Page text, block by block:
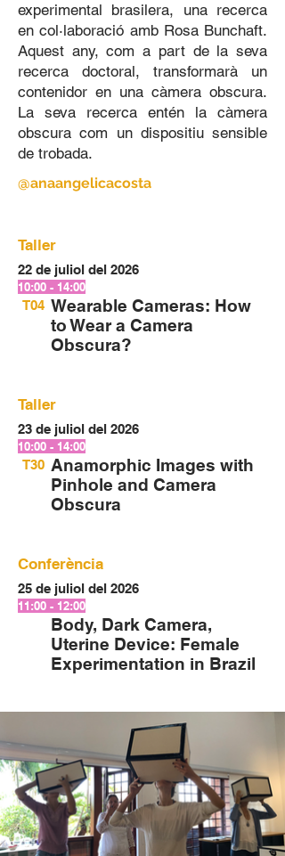
experimental brasilera, una recerca
en col·laboració amb Rosa Bunchaft.
Aquest any, com a part de la seva
recerca doctoral, transformarà un
contenidor en una càmera obscura.
La seva recerca entén la càmera
obscura com un dispositiu sensible
de trobada.
@anaangelicacosta
Taller
22 de juliol del 2026
10:00 - 14:00
T04 Wearable Cameras: How
to Wear a Camera
Obscura?
Taller
23 de juliol del 2026
10:00 - 14:00
T30 Anamorphic Images with
Pinhole and Camera
Obscura
Conferència
25 de juliol del 2026
11:00 - 12:00
Body, Dark Camera,
Uterine Device: Female
Experimentation in Brazil